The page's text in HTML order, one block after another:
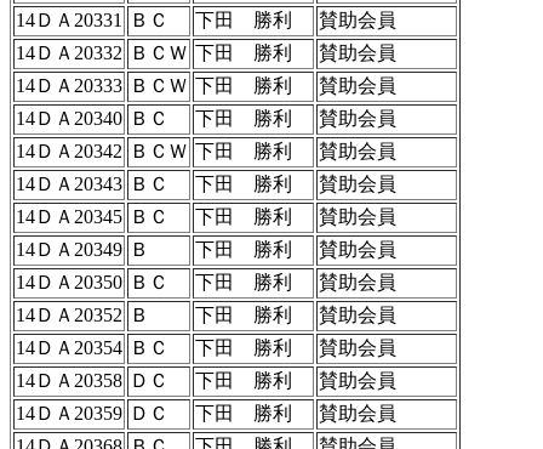
14ＤＡ20331
ＢＣ 下田 勝利
賛助会員
14ＤＡ20332
ＢＣＷ 下田 勝利
賛助会員
14ＤＡ20333 ＢＣＷ 下田 勝利
賛助会員
14ＤＡ20340 ＢＣ 下田 勝利
賛助会員
14ＤＡ20342
ＢＣＷ 下田 勝利
賛助会員
14ＤＡ20343 ＢＣ 下田 勝利
賛助会員
14ＤＡ20345 ＢＣ 下田 勝利
賛助会員
14ＤＡ20349 Ｂ 下田 勝利
賛助会員
14ＤＡ20350 ＢＣ 下田 勝利
賛助会員
14ＤＡ20352
Ｂ 下田 勝利
賛助会員
14ＤＡ20354 ＢＣ 下田 勝利
賛助会員
14ＤＡ20358 ＤＣ 下田 勝利
賛助会員
14ＤＡ20359 ＤＣ 下田 勝利
賛助会員